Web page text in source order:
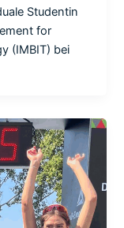
Studentin
for
(IMBIT) bei